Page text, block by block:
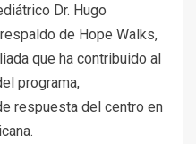
Dr. Hugo
de Hope Walks,
que ha contribuido al
programa,
respuesta del centro en